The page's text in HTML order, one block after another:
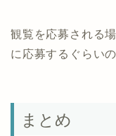
観覧を応募される
に応募するぐらい
まとめ